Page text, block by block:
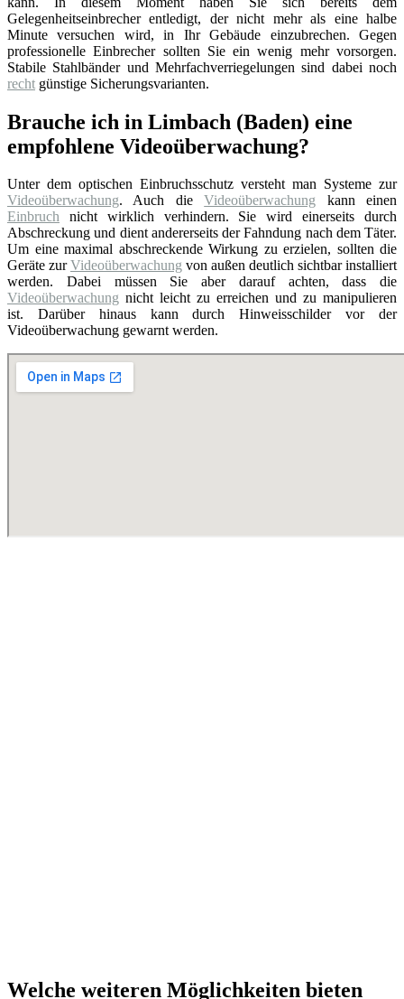
Gelegenheitseinbrecher entledigt, der nicht mehr als eine halbe
Minute versuchen wird, in Ihr Gebäude einzubrechen. Gegen
professionelle Einbrecher sollten Sie ein wenig mehr vorsorgen.
Stabile Stahlbänder und Mehrfachverriegelungen sind dabei noch
recht günstige Sicherungsvarianten.
Brauche ich in Limbach (Baden) eine
empfohlene Videoüberwachung?
Unter dem optischen Einbruchsschutz versteht man Systeme zur
Videoüberwachung. Auch dieVideoüberwachung kann einen
Einbruch nicht wirklich verhindern. Sie wird einerseits durch
Abschreckung und dient andererseits der Fahndung nach dem Täter.
Um eine maximal abschreckende Wirkung zu erzielen, sollten die
Geräte zurVideoüberwachung von außen deutlich sichtbar installiert
werden. Dabei müssen Sie aber darauf achten, dass die
Videoüberwachung nicht leicht zu erreichen und zu manipulieren
ist. Darüber hinaus kann durch Hinweisschilder vor der
Videoüberwachung gewarnt werden.
Welche weiteren Möglichkeiten bieten